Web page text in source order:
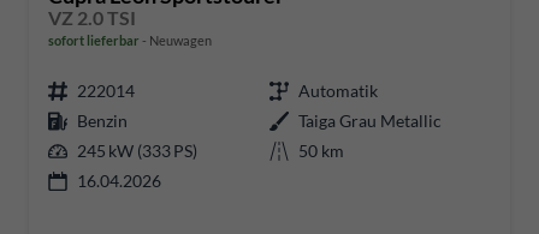
VZ 2.0 TSI
sofort lieferbar Neuwagen
222014
Automatik
Benzin
Taiga Grau Metallic
245 kW (333 PS)
50 km
16.04.2026